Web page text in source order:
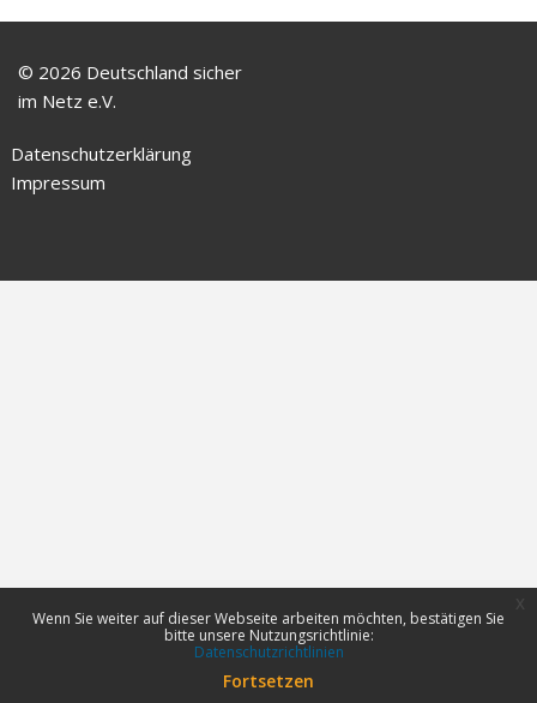
Navigation überspringen
© 2026 Deutschland sicher
im Netz e.V.
Datenschutzerklärung
Impressum
Wenn Sie weiter auf dieser Webseite arbeiten möchten, bestätigen Sie
bitte unsere Nutzungsrichtlinie:
Datenschutzrichtlinien
Fortsetzen